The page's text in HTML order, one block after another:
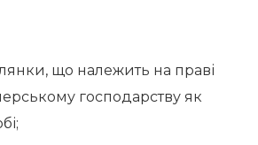
що належить на праві
господарству як